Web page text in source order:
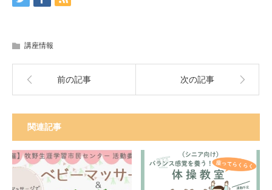
講座情報
前の記事 次の記事
関連記事